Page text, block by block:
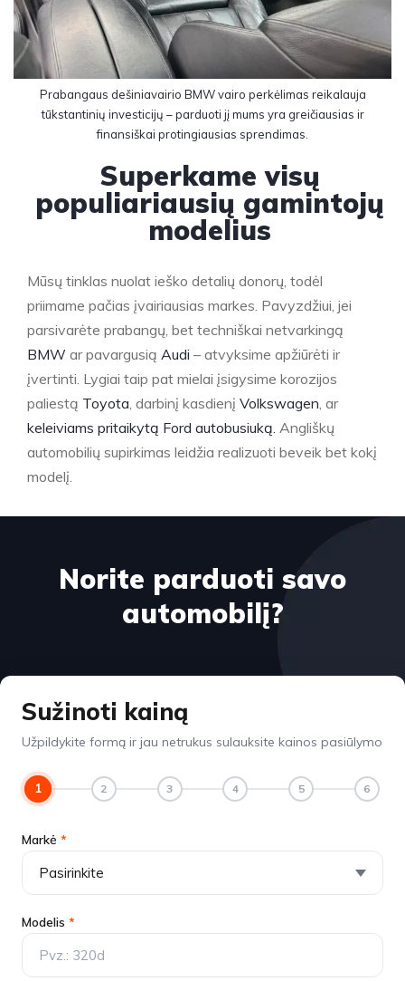
Prabangaus dešiniavairio BMW vairo perkėlimas reikalauja
tūkstantinių investicijų – parduoti jį mums yra greičiausias ir
finansiškai protingiausias sprendimas.
Superkame visų
populiariausių gamintojų
modelius
Mūsų tinklas nuolat ieško detalių donorų, todėl
priimame pačias įvairiausias markes. Pavyzdžiui, jei
parsivarėte prabangų, bet techniškai netvarkingą
BMW ar pavargusią Audi – atvyksime apžiūrėti ir
įvertinti. Lygiai taip pat mielai įsigysime korozijos
paliestą Toyota , darbinį kasdienį Volkswagen , ar
keleiviams pritaikytą Ford autobusiuką. Angliškų
automobilių supirkimas leidžia realizuoti beveik bet kokį
modelį.
Norite parduoti savo
automobilį?
Sužinoti kainą
Užpildykite formą ir jau netrukus sulauksite kainos pasiūlymo
1 2 3 4 5 6
Markė *
Modelis *